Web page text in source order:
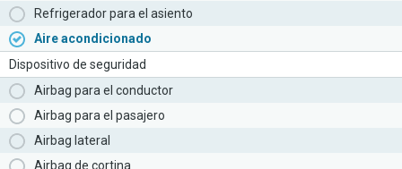
Refrigerador para el asiento
Aire acondicionado
Dispositivo de seguridad
Airbag para el conductor
Airbag para el pasajero
Airbag lateral
Airbag de cortina